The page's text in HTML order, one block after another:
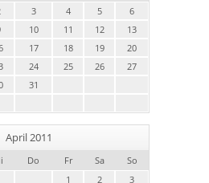
3 4 5
6
10 11 12
13
17 18 19
20
24 25 26
27
31
April 2011
Do Fr Sa
So
1
2
3